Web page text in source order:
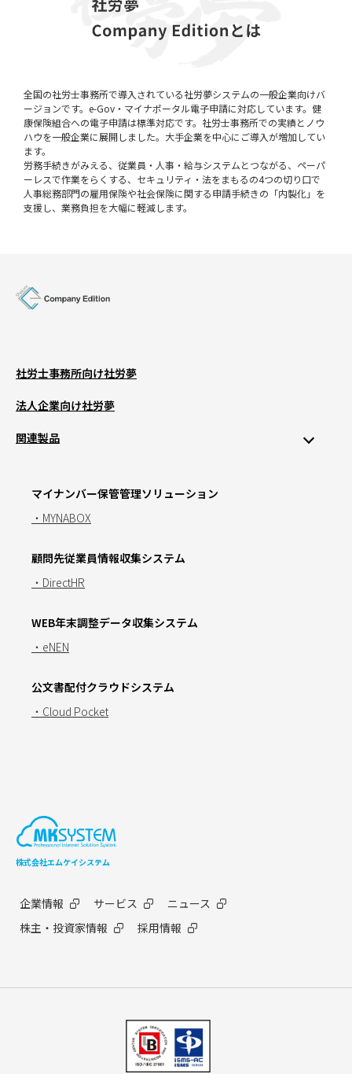
全国の社労士事務所で導入されている社労夢システムの一般企業向けバ
ージョンです。e-Gov・マイナポータル電子申請に対応しています。健
康保険組合への電子申請は標準対応です。社労士事務所での実績とノウ
ハウを一般企業に展開しました。大手企業を中心にご導入が増加してい
ます。
労務手続きがみえる、従業員・人事・給与システムとつながる、ペーパ
ーレスで作業をらくする、セキュリティ・法をまもるの4つの切り口で
人事総務部門の雇用保険や社会保険に関する申請手続きの「内製化」を
支援し、業務負担を大幅に軽減します。
社労士事務所向け社労夢
法人企業向け社労夢
関連製品
マイナンバー保管管理ソリューション
・MYNABOX
顧問先従業員情報収集システム
・DirectHR
WEB年末調整データ収集システム
・eNEN
公文書配付クラウドシステム
・Cloud Pocket
株式会社エムケイシステム
企業情報 サービス
ニュース
株主・投資家情報
採用情報